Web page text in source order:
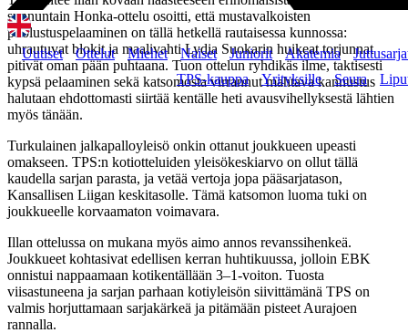
Uutiset Ottelut Miehet Naiset Juniorit Akatemia
TPS-kauppa
Yrityksille Seura
sunnuntain Honka-ottelu osoitti, että mustavalkoisten
puolustuspelaaminen on tällä hetkellä rautaisessa kunnossa:
uhrautuvat blokit ja maalivahti Lydia Suokarin huikeat torjunnat
pitivät oman pään puhtaana. Tuon ottelun ryhdikäs ilme, taktisesti
kypsä pelaaminen sekä katsomosta virrannut mahtava kannustus
halutaan ehdottomasti siirtää kentälle heti avausvihellyksestä lähtien
myös tänään.
Turkulainen jalkapalloyleisö onkin ottanut joukkueen upeasti
omakseen. TPS:n kotiotteluiden yleisökeskiarvo on ollut tällä
kaudella sarjan parasta, ja vetää vertoja jopa pääsarjatason,
Kansallisen Liigan keskitasolle. Tämä katsomon luoma tuki on
joukkueelle korvaamaton voimavara.
Illan ottelussa on mukana myös aimo annos revanssihenkeä.
Joukkueet kohtasivat edellisen kerran huhtikuussa, jolloin EBK
onnistui nappaamaan kotikentällään 3–1-voiton. Tuosta
viisastuneena ja sarjan parhaan kotiyleisön siivittämänä TPS on
valmis horjuttamaan sarjakärkeä ja pitämään pisteet Aurajoen
rannalla.